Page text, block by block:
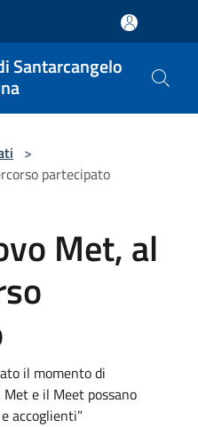
Santarcangelo
>
partecipato
Met, al
il momento di
e il Meet possano
accoglienti”